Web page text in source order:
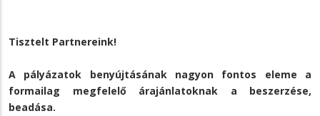
Tisztelt Partnereink!
A pályázatok benyújtásának nagyon fontos eleme a
formailag megfelelő árajánlatoknak a beszerzése,
beadása.